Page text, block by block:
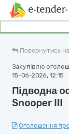
Повернутись
Закупівлю
15-06-2026, 12:15
Підводна
Snooper III
Оголошення